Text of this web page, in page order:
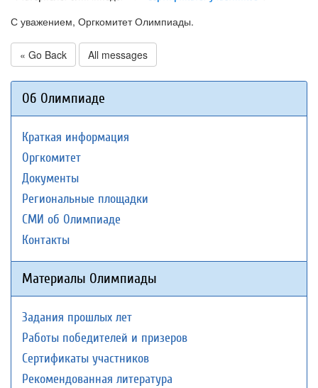
С уважением, Оргкомитет Олимпиады.
« Go Back All messages
Об Олимпиаде
Краткая информация
Оргкомитет
Документы
Региональные площадки
СМИ об Олимпиаде
Контакты
Материалы Олимпиады
Задания прошлых лет
Работы победителей и призеров
Сертификаты участников
Рекомендованная литература